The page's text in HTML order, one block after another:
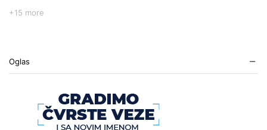
+15 more
Oglas